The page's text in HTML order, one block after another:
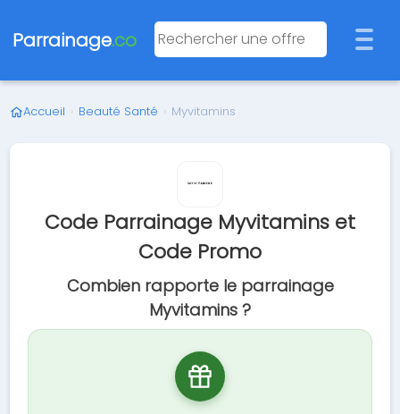
Parrainage.co
Accueil › Beauté Santé › Myvitamins
Code Parrainage Myvitamins et
Code Promo
Combien rapporte le parrainage
Myvitamins ?